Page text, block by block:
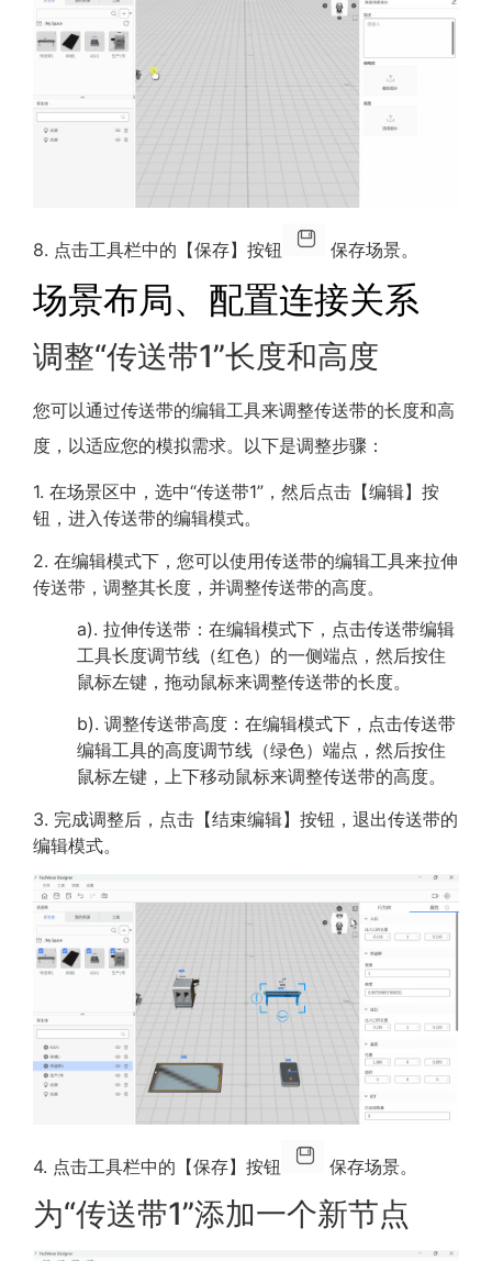
8. 点击工具栏中的【保存】按钮 保存场景。
场景布局、配置连接关系
调整“传送带1”长度和高度
您可以通过传送带的编辑工具来调整传送带的长度和高
度，以适应您的模拟需求。以下是调整步骤：
1. 在场景区中，选中“传送带1”，然后点击【编辑】按
钮，进入传送带的编辑模式。
2. 在编辑模式下，您可以使用传送带的编辑工具来拉伸
传送带，调整其长度，并调整传送带的高度。
a). 拉伸传送带：在编辑模式下，点击传送带编辑
工具长度调节线（红色）的一侧端点，然后按住
鼠标左键，拖动鼠标来调整传送带的长度。
b). 调整传送带高度：在编辑模式下，点击传送带
编辑工具的高度调节线（绿色）端点，然后按住
鼠标左键，上下移动鼠标来调整传送带的高度。
3. 完成调整后，点击【结束编辑】按钮，退出传送带的
编辑模式。
4. 点击工具栏中的【保存】按钮 保存场景。
为“传送带1”添加一个新节点